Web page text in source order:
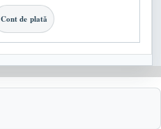
Cont de plată